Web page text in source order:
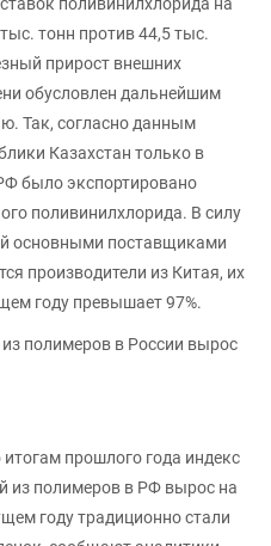
тонн против 44,5 тыс.
прирост внешних
обусловлен дальнейшим
Так, согласно данным
Казахстан только в
было экспортировано
поливинилхлорида. В силу
основными поставщиками
производители из Китая, их
году превышает 97%.
полимеров в России вырос
прошлого года индекс
из полимеров в РФ вырос на
году традиционно стали